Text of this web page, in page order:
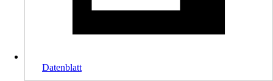
Datenblatt